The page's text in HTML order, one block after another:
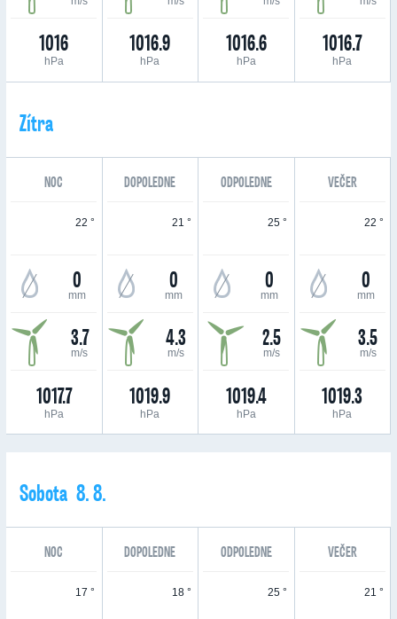
1016
hPa
1016.9
hPa
1016.6
hPa
1016.7
hPa
Zítra
NOC DOPOLEDNE ODPOLEDNE VEČER
22 °
0
mm
3.7
m/s
1017.7
hPa
21 °
0
mm
4.3
m/s
1019.9
hPa
25 °
0
mm
2.5
m/s
1019.4
hPa
22 °
0
mm
3.5
m/s
1019.3
hPa
Sobota 8. 8.
NOC DOPOLEDNE ODPOLEDNE VEČER
17 ° 18 ° 25 ° 21 °